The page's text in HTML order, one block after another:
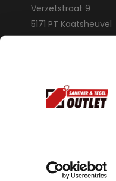
Verzetstraat 9
5171 PT Kaatsheuvel
Volg ons op